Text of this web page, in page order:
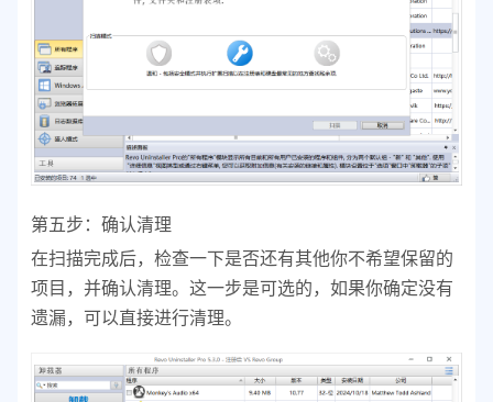
第五步：确认清理
在扫描完成后，检查一下是否还有其他你不希望保留的
项目，并确认清理。这一步是可选的，如果你确定没有
遗漏，可以直接进行清理。